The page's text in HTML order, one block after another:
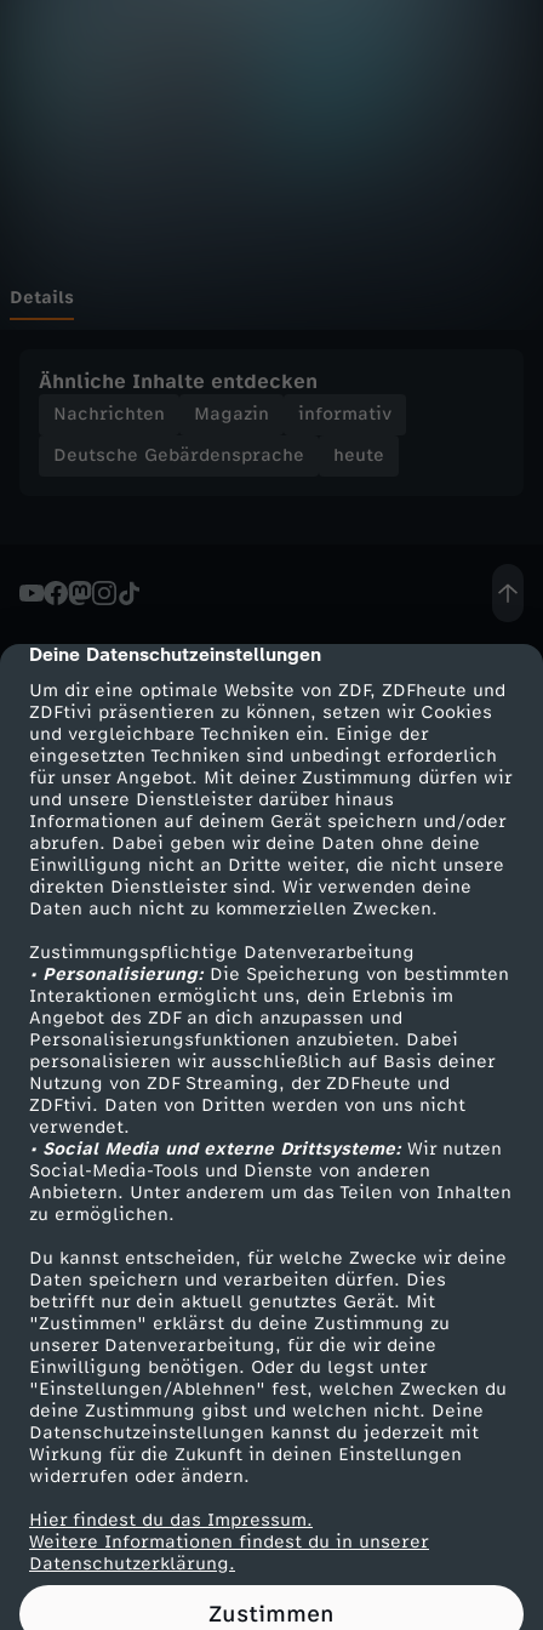
cmp-dialog-description
Deine Datenschutzeinstellungen
Um dir eine optimale Website von ZDF, ZDFheute und
ZDFtivi präsentieren zu können, setzen wir Cookies
und vergleichbare Techniken ein. Einige der
eingesetzten Techniken sind unbedingt erforderlich
für unser Angebot. Mit deiner Zustimmung dürfen wir
und unsere Dienstleister darüber hinaus
Informationen auf deinem Gerät speichern und/oder
abrufen. Dabei geben wir deine Daten ohne deine
Einwilligung nicht an Dritte weiter, die nicht unsere
direkten Dienstleister sind. Wir verwenden deine
Daten auch nicht zu kommerziellen Zwecken.
Zustimmungspflichtige Datenverarbeitung
• Personalisierung:Die Speicherung von bestimmten
Interaktionen ermöglicht uns, dein Erlebnis im
Angebot des ZDF an dich anzupassen und
Personalisierungsfunktionen anzubieten. Dabei
personalisieren wir ausschließlich auf Basis deiner
Nutzung von ZDF Streaming, der ZDFheute und
ZDFtivi. Daten von Dritten werden von uns nicht
verwendet.
• Social Media und externe Drittsysteme:Wir nutzen
Social-Media-Tools und Dienste von anderen
Anbietern. Unter anderem um das Teilen von Inhalten
zu ermöglichen.
Du kannst entscheiden, für welche Zwecke wir deine
Daten speichern und verarbeiten dürfen. Dies
betrifft nur dein aktuell genutztes Gerät. Mit
"Zustimmen" erklärst du deine Zustimmung zu
unserer Datenverarbeitung, für die wir deine
Einwilligung benötigen. Oder du legst unter
"Einstellungen/Ablehnen" fest, welchen Zwecken du
deine Zustimmung gibst und welchen nicht. Deine
Datenschutzeinstellungen kannst du jederzeit mit
Wirkung für die Zukunft in deinen Einstellungen
widerrufen oder ändern.
Hier findest du das Impressum.
Weitere Informationen findest du in unserer
Datenschutzerklärung.
Zustimmen
t
S
d
u
n
g
v
o
m
2
3
.
0
8
.
2
0
2
4
Details
Ähnliche Inhalte entdecken
Nachrichten Magazin
informativ
Deutsche Gebärdensprache
heute
Mehr ZDF
ZDF-Apps
Smart TV
ZDFtext
Livestreams
Sendungen A-Z
TV-Programm
Service
ZDFmitreden
Kontakt zum ZDF
Tickets
Zuschauerservice
Hilfe
ZDF Unternehmen
Karriere
ZDF goes Schule
Werbefernsehen
Mainzelmännchen
Partner